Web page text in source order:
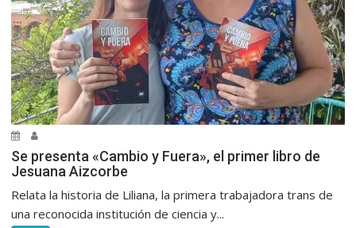
Se presenta «Cambio y Fuera», el primer libro de
Jesuana Aizcorbe
Relata la historia de Liliana, la primera trabajadora trans de
una reconocida institución de ciencia y...